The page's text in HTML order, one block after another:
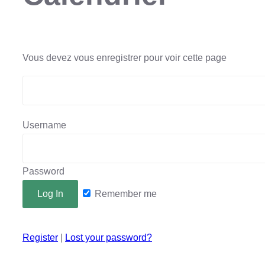
Vous devez vous enregistrer pour voir cette page
Username
Password
Remember me
Register Lost your password?